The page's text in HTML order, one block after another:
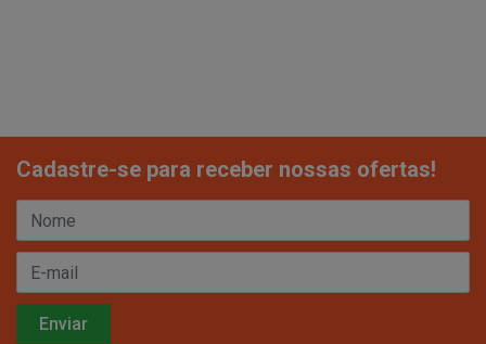
Cadastre-se para receber nossas ofertas!